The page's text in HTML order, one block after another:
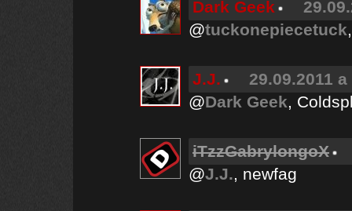
Dark Geek
@tuckonepiecetuck
J.J.
29.09.2011
@Dark Geek,
iTzzGabrylongoX
@J.J., newfag